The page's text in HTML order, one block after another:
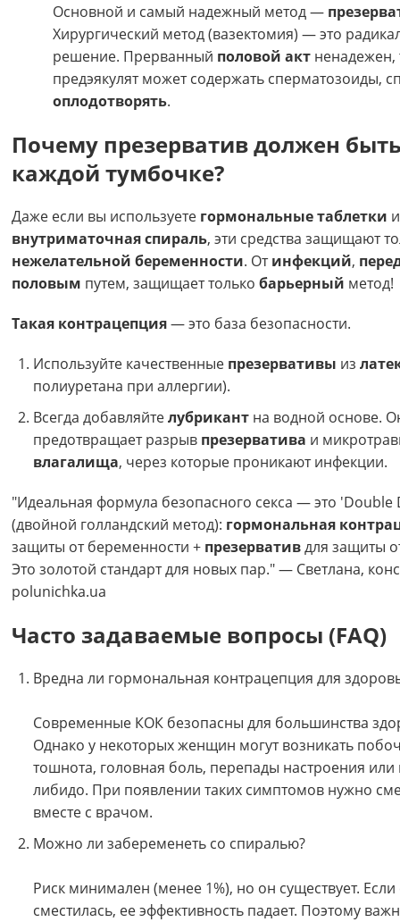
Основной и самый надежный метод —
Хирургический метод (вазектомия) — это
решение. Прерванный половой акт ненадежен,
предэякулят может содержать сперматозоиды,
оплодотворять.
Почему презерватив должен
каждой тумбочке?
Даже если вы используете гормональные таблетки
внутриматочная спираль, эти средства защищают
нежелательной беременности. Отинфекций,
половым путем, защищает только барьерный метод!
Такая контрацепция— это база безопасности.
Используйте качественные презервативы из
полиуретана при аллергии).
Всегда добавляйтелубрикант на водной основе.
предотвращает разрыв презерватива и
влагалища, через которые проникают инфекции.
"Идеальная формула безопасного секса — это 'Double
(двойной голландский метод): гормональная
защиты от беременности + презервативдля защиты
Это золотой стандарт для новых пар." — Светлана,
polunichka.ua
Часто задаваемые вопросы (FAQ)
Вредна ли гормональная контрацепция для
Современные КОК безопасны для большинства
Однако у некоторых женщин могут возникать
тошнота, головная боль, перепады настроения
либидо. При появлении таких симптомов нужно
вместе с врачом.
Можно ли забеременеть со спиралью?
Риск минимален (менее 1%), но он существует.
сместилась, ее эффективность падает. Поэтому